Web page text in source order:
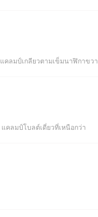
แคลมป์เกลียวตามเข็มนาฬิกาขวา
แคลมป์โบลต์เดี่ยวที่เหนือกว่า